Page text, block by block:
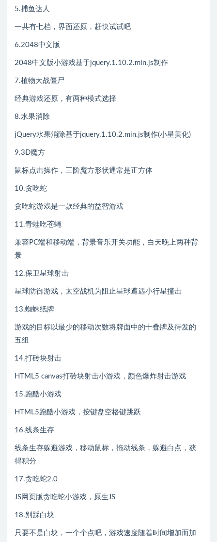
5.捕鱼达人
一共有七档，界面还原，赶快试试吧
6.2048中文版
2048中文版小游戏基于jquery.1.10.2.min.js制作
7.植物大战僵尸
经典游戏还原，有两种模式选择
8.水果消除
jQuery水果消除基于jquery.1.10.2.min.js制作(小星美化)
9.3D魔方
鼠标点击操作，三阶魔方形状通常是正方体
10.贪吃蛇
贪吃蛇游戏是一款经典的益智游戏
11.青蛙吃苍蝇
兼容PC端和移动端，背景音乐开关功能，白天晚上两种背
景
12.保卫星球射击
星球防御游戏，太空战机为阻止星球遭遇小行星撞击
13.蜘蛛纸牌
游戏的目标以最少的移动次数将牌面中的十叠牌及待发的
五组
14.打砖块射击
HTML5 canvas打砖块射击小游戏，颜色爆炸射击游戏
15.跑酷小游戏
HTML5跑酷小游戏，按键盘空格键跳跃
16.线条生存
线条生存躲避游戏，移动鼠标，拖动线条，躲避白点，获
得积分
17.贪吃蛇2.0
JS网页版贪吃蛇小游戏，原生JS
18.别踩白块
只要不是白块，一个个点吧，游戏速度随着时间增加而加